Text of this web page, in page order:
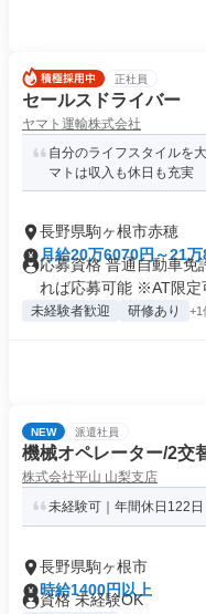
正社員
セールスドライバー
ヤマト運輸株式会社
自分のライフスタイルを
マトは収入も休日も充実
長野県駒ヶ根市赤穂
月給20万6070円～21
応募資格 普通自動車免
れば応募可能 ※AT限定
未経験者歓迎 研修あり +1
NEW 派遣社員
機械オペレーター/2交
株式会社平山 山梨支店
未経験可｜年間休日122
長野県駒ヶ根市
時給1400円以上
資格 未経験OK